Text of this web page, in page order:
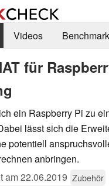
Videos
für
ein Raspberry Pi zu
lässt sich die
potentiell
anbringen.
am22.06.2019 Zubehör